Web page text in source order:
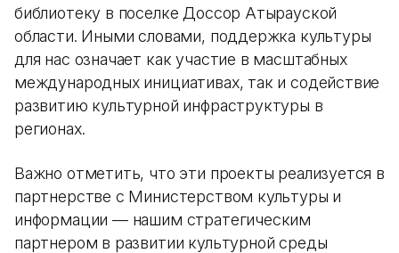
библиотеку в поселке Доссор Атырауской
области. Иными словами, поддержка культуры
для нас означает как участие в масштабных
международных инициативах, так и содействие
развитию культурной инфраструктуры в
регионах.
Важно отметить, что эти проекты реализуется в
партнерстве с Министерством культуры и
информации — нашим стратегическим
партнером в развитии культурной среды